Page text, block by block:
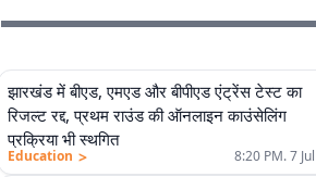
झारखंड में बीएड, एमएड और बीपीएड एंट्रेंस टेस्ट का
रिजल्ट रद्द, प्रथम राउंड की ऑनलाइन काउंसेलिंग
प्रक्रिया भी स्थगित
Education > 8:20 PM. 7 Jul